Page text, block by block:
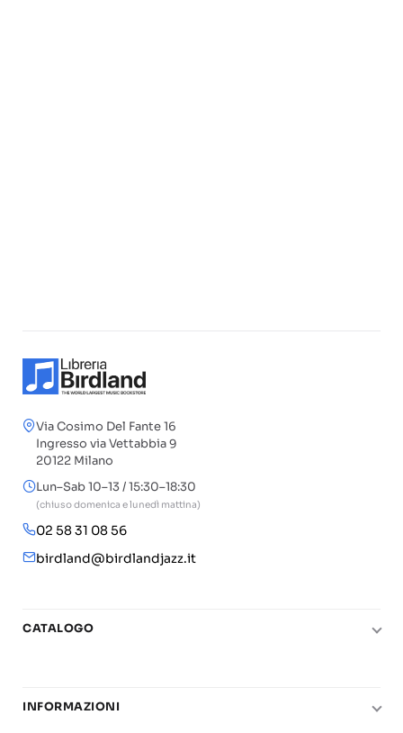
Via Cosimo Del Fante 16
Ingresso via Vettabbia 9
20122 Milano
Lun–Sab 10–13 / 15:30–18:30
(chiuso domenica e lunedì mattina)
02 58 31 08 56
birdland@birdlandjazz.it
CATALOGO
Chitarra
INFORMAZIONI